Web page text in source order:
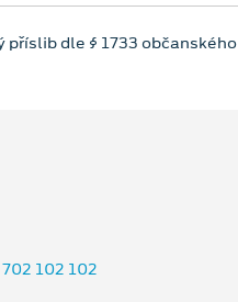
příslib dle § 1733 občanského
102 102